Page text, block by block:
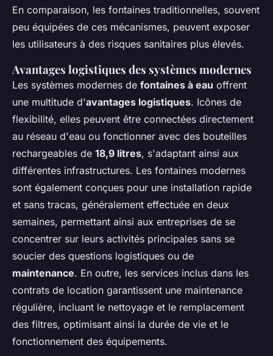
En comparaison, les fontaines traditionnelles, souvent
peu équipées de ces mécanismes, peuvent exposer
les utilisateurs à des risques sanitaires plus élevés.
Avantages logistiques des systèmes modernes
Les systèmes modernes de fontaines à eau offrent
une multitude d'avantages logistiques. Icônes de
flexibilité, elles peuvent être connectées directement
au réseau d'eau ou fonctionner avec des bouteilles
rechargeables de 18,9 litres, s'adaptant ainsi aux
différentes infrastructures. Les fontaines modernes
sont également conçues pour une installation rapide
et sans tracas, généralement effectuée en deux
semaines, permettant ainsi aux entreprises de se
concentrer sur leurs activités principales sans se
soucier des questions logistiques ou de
maintenance. En outre, les services inclus dans les
contrats de location garantissent une maintenance
régulière, incluant le nettoyage et le remplacement
des filtres, optimisant ainsi la durée de vie et le
fonctionnement des équipements.